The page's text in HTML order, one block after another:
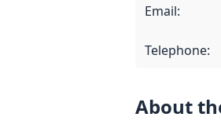
Email:
Telephone:
About